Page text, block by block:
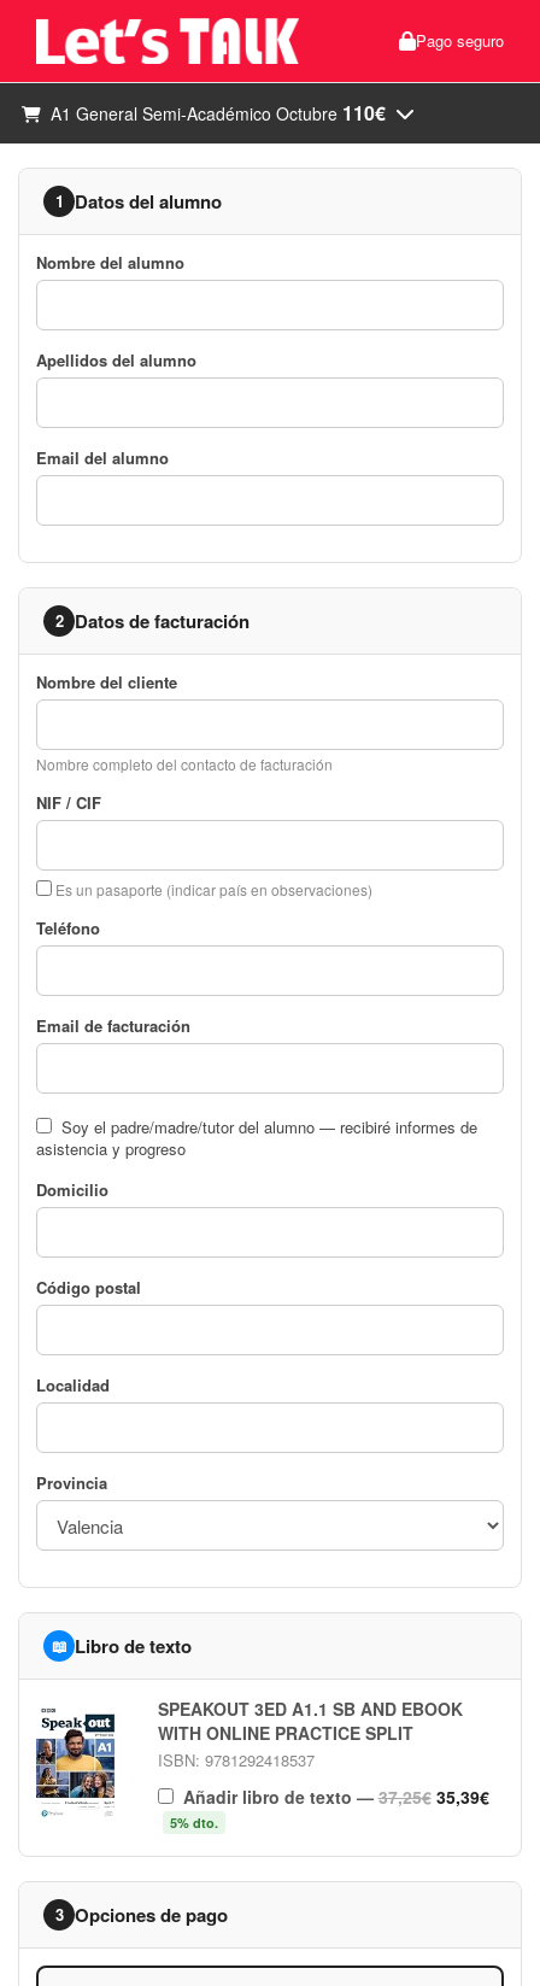
Pago seguro
A1 General Semi-Académico Octubre 110€
1 Datos del alumno
Nombre del alumno
Apellidos del alumno
Email del alumno
2 Datos de facturación
Nombre del cliente
Nombre completo del contacto de facturación
NIF / CIF
Es un pasaporte (indicar país en observaciones)
Teléfono
Email de facturación
Soy el padre/madre/tutor del alumno — recibiré informes de
asistencia y progreso
Domicilio
Código postal
Localidad
Provincia
📖 Libro de texto
SPEAKOUT 3ED A1.1 SB AND EBOOK
WITH ONLINE PRACTICE SPLIT
ISBN: 9781292418537
Añadir libro de texto —37,25€ 35,39€
5% dto.
3 Opciones de pago